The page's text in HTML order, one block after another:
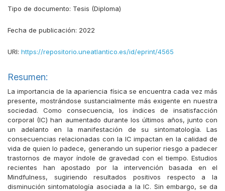
Tipo de documento: Tesis (Diploma)
Fecha de publicación: 2022
URI: https://repositorio.uneatlantico.es/id/eprint/4565
Resumen:
La importancia de la apariencia física se encuentra cada vez más
presente, mostrándose sustancialmente más exigente en nuestra
sociedad. Como consecuencia, los índices de insatisfacción
corporal (IC) han aumentado durante los últimos años, junto con
un adelanto en la manifestación de su sintomatología. Las
consecuencias relacionadas con la IC impactan en la calidad de
vida de quien lo padece, generando un superior riesgo a padecer
trastornos de mayor índole de gravedad con el tiempo. Estudios
recientes han apostado por la intervención basada en el
Mindfulness, sugiriendo resultados positivos respecto a la
disminución sintomatología asociada a la IC. Sin embargo, se da